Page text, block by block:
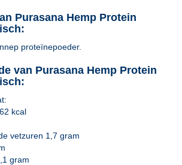
Purasana Hemp Protein
proteïnepoeder.
van Purasana Hemp Protein
kcal
vetzuren 1,7 gram
gram